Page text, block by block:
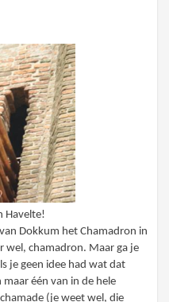
Havelte!
Dokkum het Chamadron in
wel, chamadron. Maar ga je
je geen idee had wat dat
één van in de hele
(je weet wel, die